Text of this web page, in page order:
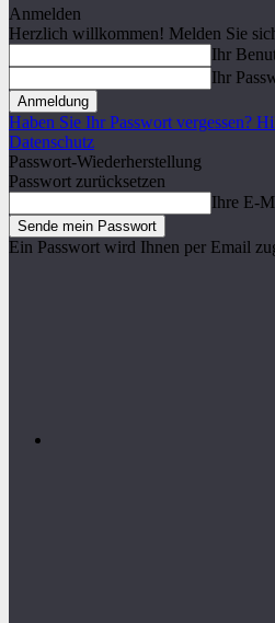
Anmelden
Herzlich willkommen! Melden Sie
Ihr
Ihr
Haben Sie Ihr Passwort vergessen?
Datenschutz
Passwort-Wiederherstellung
Passwort zurücksetzen
Ihre E-
Ein Passwort wird Ihnen per Email